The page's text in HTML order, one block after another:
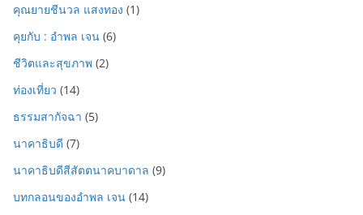
คุณยายชีนวล แสงทอง (1)
คุยกับ : อำพล เจน (6)
ชีวิตและสุขภาพ (2)
ท่องเที่ยว (14)
ธรรมสากัจฉา (5)
นาคาธิบดี (7)
นาคาธิบดีสีสัตตนาคบาดาล (9)
บทกลอนของอำพล เจน (14)